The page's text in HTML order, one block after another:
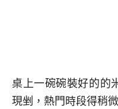
桌上一碗碗裝好的的
現剉，熱門時段得稍